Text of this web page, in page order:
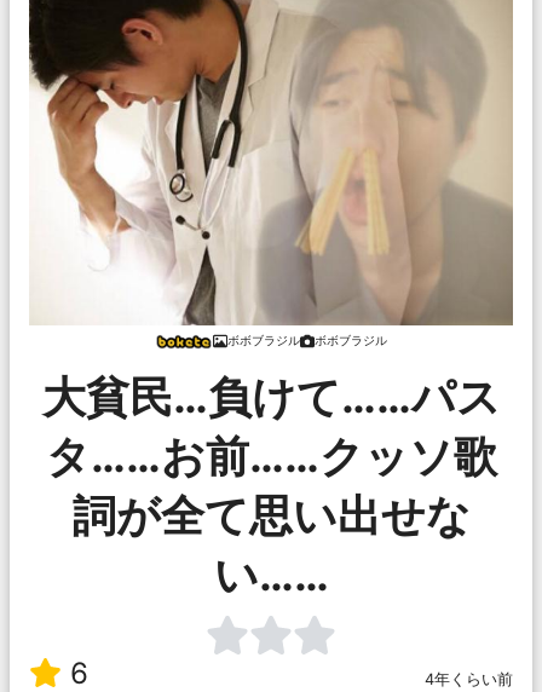
ボボブラジル ボボブラジル
大貧民…負けて……パス
タ……お前……クッソ歌
詞が全て思い出せな
い……
6
4年くらい前